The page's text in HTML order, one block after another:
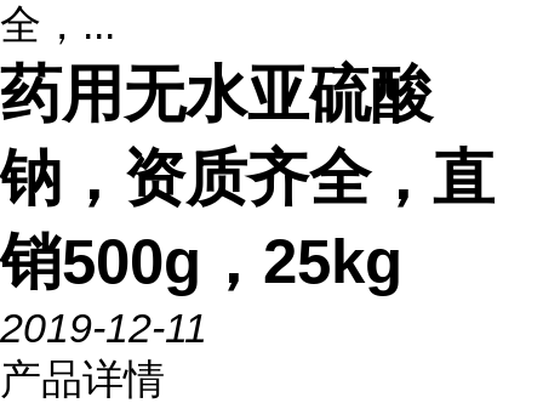
全，...
药用无水亚硫酸
钠，资质齐全，直
销500g，25kg
2019-12-11
产品详情